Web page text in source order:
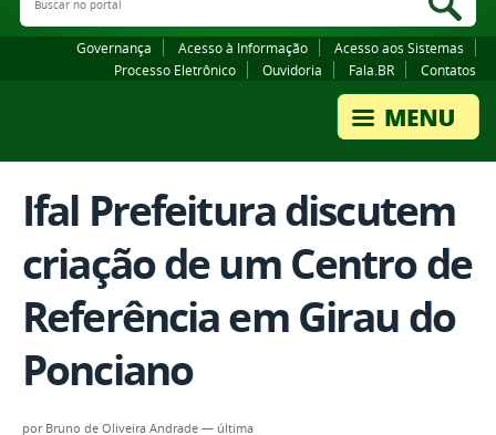
Governança Acesso à Informação
Acesso aos Sistemas
Processo Eletrônico
Ouvidoria Fala.BR Contatos
Ifal Prefeitura discutem
criação de um Centro de
Referência em Girau do
Ponciano
por Bruno de Oliveira Andrade — última